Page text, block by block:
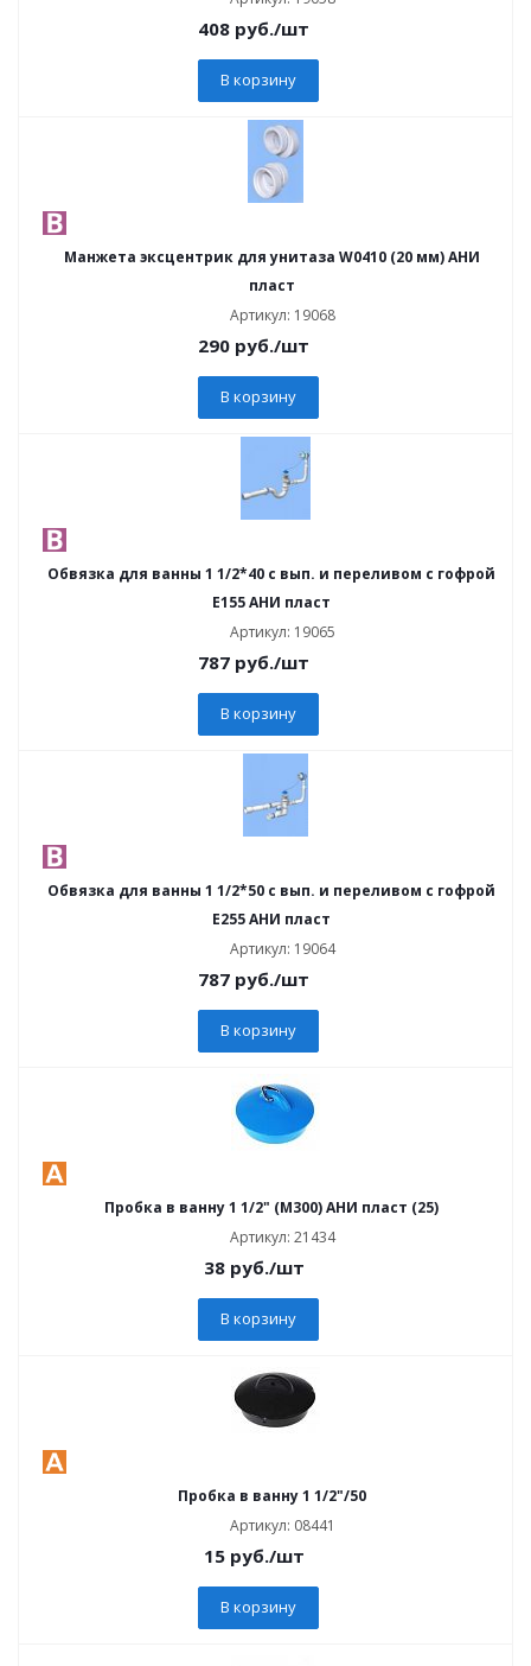
408 руб./шт
В корзину
Манжета эксцентрик для унитаза W0410 (20 мм) АНИ
пласт
Артикул: 19068
290 руб./шт
В корзину
Обвязка для ванны 1 1/2*40 с вып. и переливом с гофрой
Е155 АНИ пласт
Артикул: 19065
787 руб./шт
В корзину
Обвязка для ванны 1 1/2*50 с вып. и переливом с гофрой
Е255 АНИ пласт
Артикул: 19064
787 руб./шт
В корзину
Пробка в ванну 1 1/2" (М300) АНИ пласт (25)
Артикул: 21434
38руб./шт
В корзину
Пробка в ванну 1 1/2"/50
Артикул: 08441
15руб./шт
В корзину